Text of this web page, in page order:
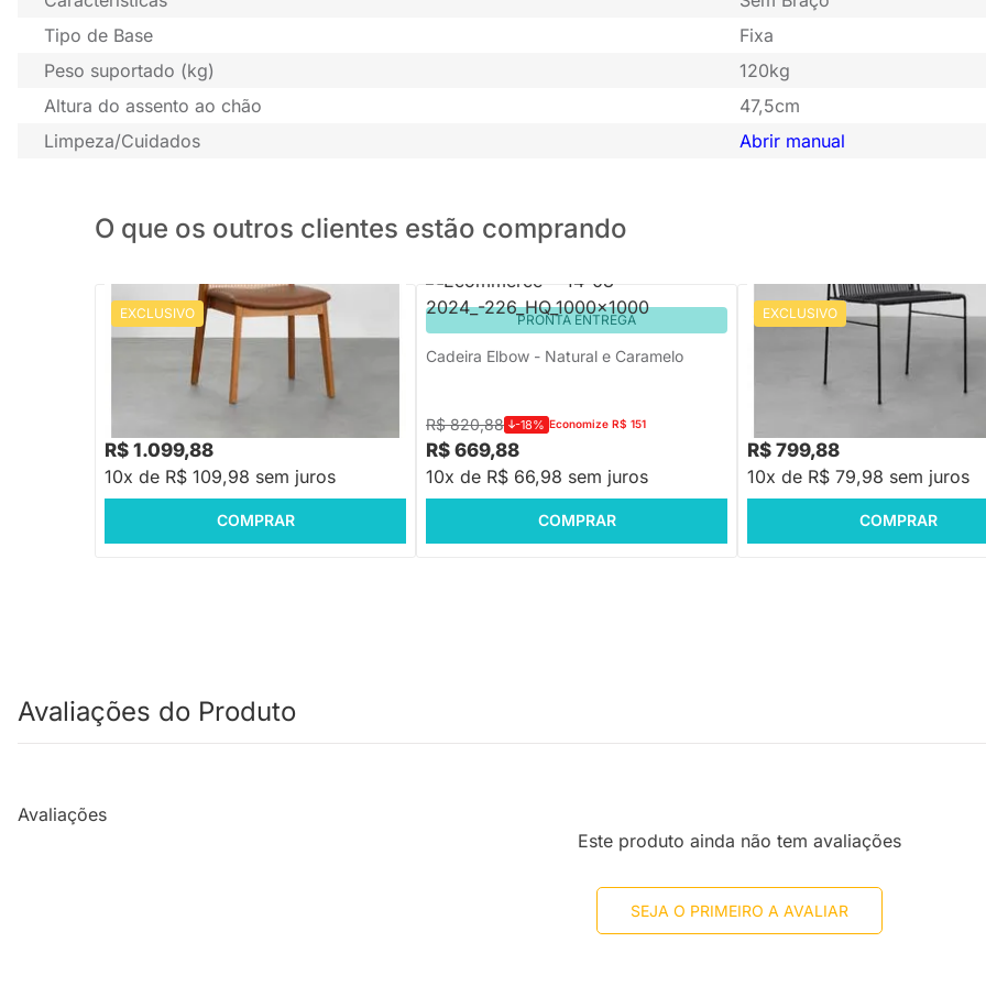
Tipo de Base
Fixa
Peso suportado (kg)
120kg
Altura do assento ao chão
47,5cm
Limpeza/Cuidados
Abrir manual
O que os outros clientes estão comprando
EXCLUSIVO PRONTA ENTREGA
Cadeira Malai Encosto Palha Larga
Assento PU - Cognac
R$ 1.099,88
10x de R$ 109,98 sem juros
COMPRAR
PRONTA ENTREGA
Cadeira Elbow - Natural e Caramelo
R$ 820,88 -18% Economize R$ 151
R$ 669,88
10x de R$ 66,98 sem juros
COMPRAR
EXCLUSIVO PRONTA ENTREGA
Cadeira Spaguet Dai - Preto
R$ 799,88
10x de R$ 79,98 sem juros
COMPRAR
Avaliações do Produto
Avaliações
Este produto ainda não tem avaliações
SEJA O PRIMEIRO A AVALIAR